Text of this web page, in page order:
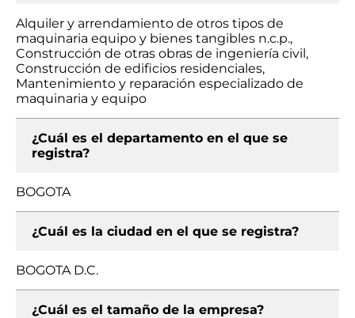
Alquiler y arrendamiento de otros tipos de
maquinaria equipo y bienes tangibles n.c.p.,
Construcción de otras obras de ingeniería civil,
Construcción de edificios residenciales,
Mantenimiento y reparación especializado de
maquinaria y equipo
¿Cuál es el departamento en el que se
registra?
BOGOTA
¿Cuál es la ciudad en el que se registra?
BOGOTA D.C.
¿Cuál es el tamaño de la empresa?